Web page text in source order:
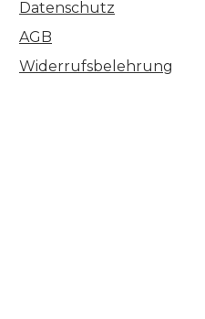
Datenschutz
AGB
Widerrufsbelehrung